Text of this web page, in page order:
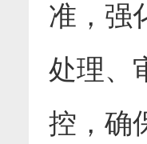
准，强
处理、
控，确